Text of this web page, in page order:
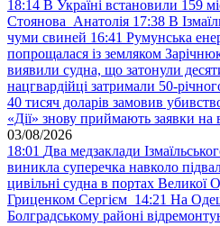
18:14 В Україні встановили 159
Стоянова Анатолія 17:38 В
чуми свиней 16:41 Румунська
попрощалася із земляком
виявили судна, що затонули
нацгвардійці затримали 50-
40 тисяч доларів замовив
«Дії» знову приймають заявки на
03/08/2026
18:01 Два медзаклади
виникла суперечка навколо
цивільні судна в портах
Гриценком Сергієм 14:21 На
Болградському районі